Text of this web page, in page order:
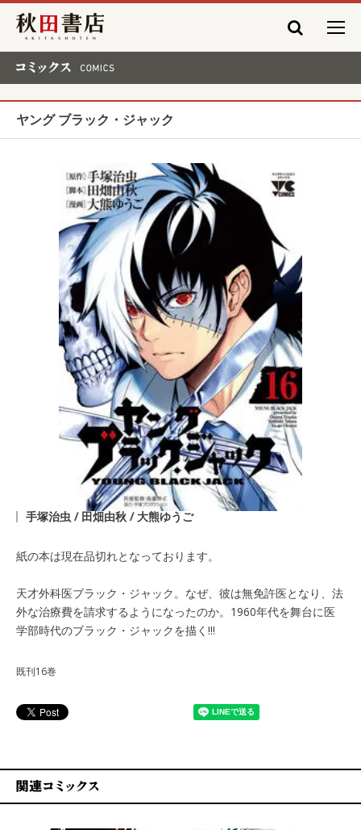
秋田書店
ヤング ブラック・ジャック
手塚治虫 / 田畑由秋 / 大熊ゆうご
紙の本は現在品切れとなっております。
天才外科医ブラック・ジャック。なぜ、彼は無免許医となり、法
外な治療費を請求するようになったのか。1960年代を舞台に医
学部時代のブラック・ジャックを描く!!!
既刊16巻